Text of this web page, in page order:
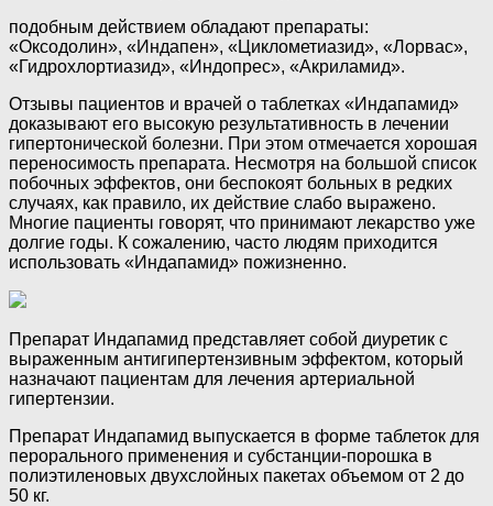
подобным действием обладают препараты:
«Оксодолин», «Индапен», «Циклометиазид», «Лорвас»,
«Гидрохлортиазид», «Индопрес», «Акриламид».
Отзывы пациентов и врачей о таблетках «Индапамид»
доказывают его высокую результативность в лечении
гипертонической болезни. При этом отмечается хорошая
переносимость препарата. Несмотря на большой список
побочных эффектов, они беспокоят больных в редких
случаях, как правило, их действие слабо выражено.
Многие пациенты говорят, что принимают лекарство уже
долгие годы. К сожалению, часто людям приходится
использовать «Индапамид» пожизненно.
Препарат Индапамид представляет собой диуретик с
выраженным антигипертензивным эффектом, который
назначают пациентам для лечения артериальной
гипертензии.
Препарат Индапамид выпускается в форме таблеток для
перорального применения и субстанции-порошка в
полиэтиленовых двухслойных пакетах объемом от 2 до
50 кг.